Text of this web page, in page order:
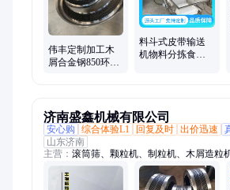
线、液压升降输送机、螺旋升降输送机、车
片筛网
伟丰定制加工木
屑合金钢850环模
料斗式皮带输送
机物料分拣食品
济南盛鑫机械有限公司
安心购
综合体验L1 回复及时 出价迅速
山东济南
主营： 滚筒筛、颗粒机、制粒机、木屑造粒
屑压块机、粉碎机、烘干机、木片机、挤压
机、稻壳造粒机、颗粒燃烧机、锯末造粒机